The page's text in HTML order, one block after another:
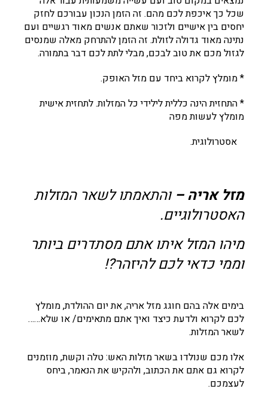
שכל כך איכפת לכם מהם. זה הזמן הנכון עבורכם לחזק
יחסים בין אישיים ולזכור שאתם אנשים מאוד רגשיים ועם
נתינה מאוד גדולה לזולת. זה הזמן להתרחק מאלה שמנסים
לגזול מכם את טוב לבכם, מבלי לתת לכם דבר בתמורה.
* מומלץ לקרוא ביחד עם מזל האופק.
* התחזית הינה כללית לילידי כל המזלות. לתחזית אישית
מומלץ לעשות מפה
אסטרולוגית.
מזל אריה – והתאמתו לשאר המזלות
האסטרולוגיים.
מיהו המזל איתו אתם מסתדרים ביותר
וממי כדאי לכם להיזהר?!
בימים אלה בהם חוגג מזל אריה, את יום ההולדת, מומלץ
לכם לקרוא ולדעת כיצד ואיך אתם מתאימים/ או שלא……
לשאר המזלות.
אלו מכם שנולדו בשאר מזלות האש: טלה וקשת, מוזמנים
לקרוא גם אתם את הכתוב, ולהקיש את הנאמר, ביחס
לעצמכם.